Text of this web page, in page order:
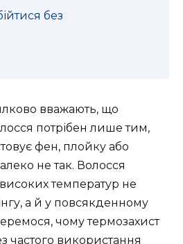
без
вважають, що
потрібен лише тим,
фен, плойку або
не так. Волосся
температур не
а й у повсякденному
чому термозахист
частого використання